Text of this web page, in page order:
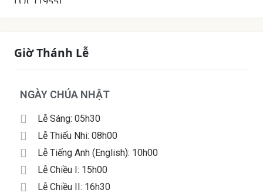
Giờ Thánh Lễ
NGÀY CHÚA NHẬT
Lễ Sáng: 05h30
Lễ Thiếu Nhi: 08h00
Lễ Tiếng Anh (English): 10h00
Lễ Chiều I: 15h00
Lễ Chiều II: 16h30